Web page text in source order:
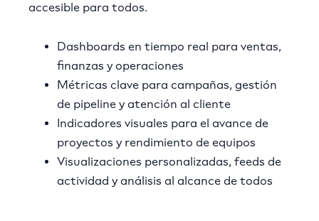
accesible para todos.
Dashboards en tiempo real para ventas,
finanzas y operaciones
Métricas clave para campañas, gestión
de pipeline y atención al cliente
Indicadores visuales para el avance de
proyectos y rendimiento de equipos
Visualizaciones personalizadas, feeds de
actividad y análisis al alcance de todos